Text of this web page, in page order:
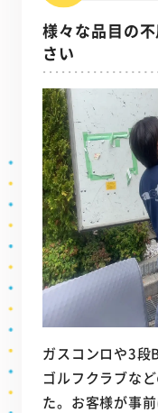
様々な品目の
さい
ガスコンロや3段
ゴルフクラブな
た。お客様が事